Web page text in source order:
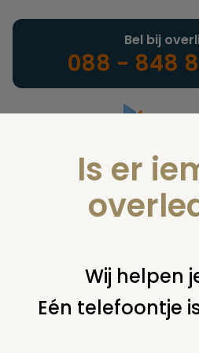
Landelijke
Bel bij
088 - 848
U bent hier: home juridisch
waarschuwing en
Is er
Wij helpen
Eén telefoontje